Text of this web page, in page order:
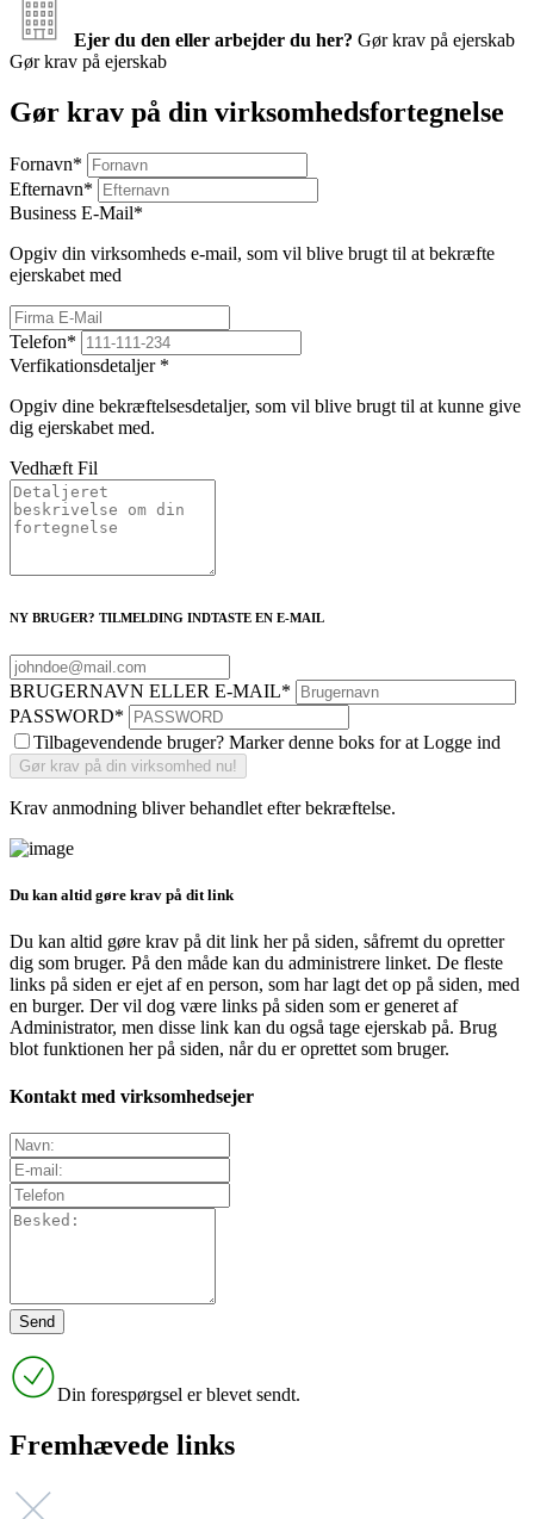
Ejer du den eller arbejder du her? Gør krav på ejerskab
Gør krav på ejerskab
Gør krav på din virksomhedsfortegnelse
Fornavn*
Efternavn*
Business E-Mail*
Opgiv din virksomheds e-mail, som vil blive brugt til at bekræfte
ejerskabet med
Telefon*
Verfikationsdetaljer *
Opgiv dine bekræftelsesdetaljer, som vil blive brugt til at kunne give
dig ejerskabet med.
Vedhæft Fil
NY BRUGER? TILMELDING INDTASTE EN E-MAIL
BRUGERNAVN ELLER E-MAIL*
PASSWORD*
Tilbagevendende bruger? Marker denne boks for at Logge ind
Krav anmodning bliver behandlet efter bekræftelse.
Du kan altid gøre krav på dit link
Du kan altid gøre krav på dit link her på siden, såfremt du opretter
dig som bruger. På den måde kan du administrere linket. De fleste
links på siden er ejet af en person, som har lagt det op på siden, med
en burger. Der vil dog være links på siden som er generet af
Administrator, men disse link kan du også tage ejerskab på. Brug
blot funktionen her på siden, når du er oprettet som bruger.
Kontakt med virksomhedsejer
Din forespørgsel er blevet sendt.
Fremhævede links